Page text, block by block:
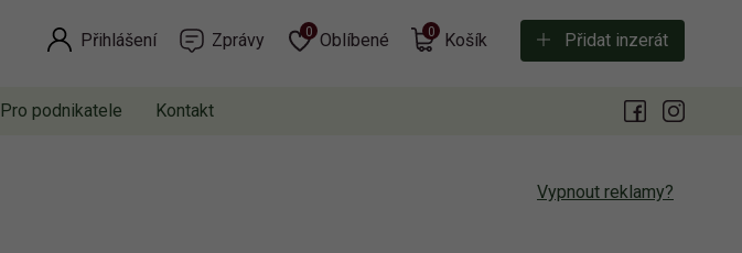
Přihlášení Zprávy Oblíbené
0 Košík
0 Přidat inzerát
Pro podnikatele Kontakt
Vypnout reklamy?